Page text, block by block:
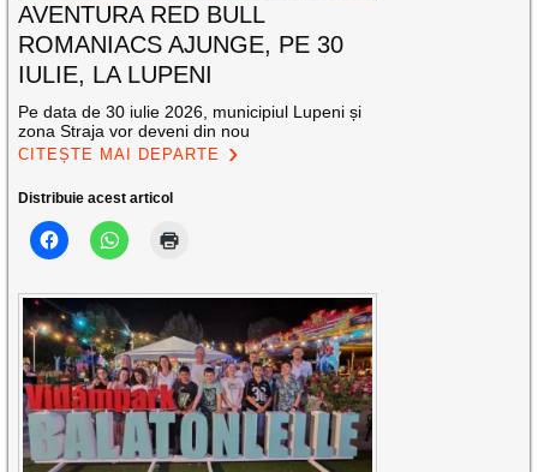
AVENTURA RED BULL
ROMANIACS AJUNGE, PE 30
IULIE, LA LUPENI
Pe data de 30 iulie 2026, municipiul Lupeni și
zona Straja vor deveni din nou
CITEȘTE MAI DEPARTE
Distribuie acest articol